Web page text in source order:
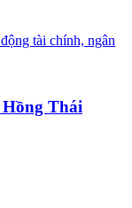
tài chính, ngân
Thái